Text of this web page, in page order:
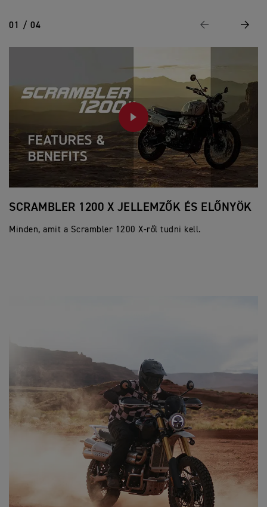
01 / 04 Previous Next
PLAY
SCRAMBLER 1200 X JELLEMZŐK ÉS ELŐNYÖK
Minden, amit a Scrambler 1200 X-ről tudni kell.